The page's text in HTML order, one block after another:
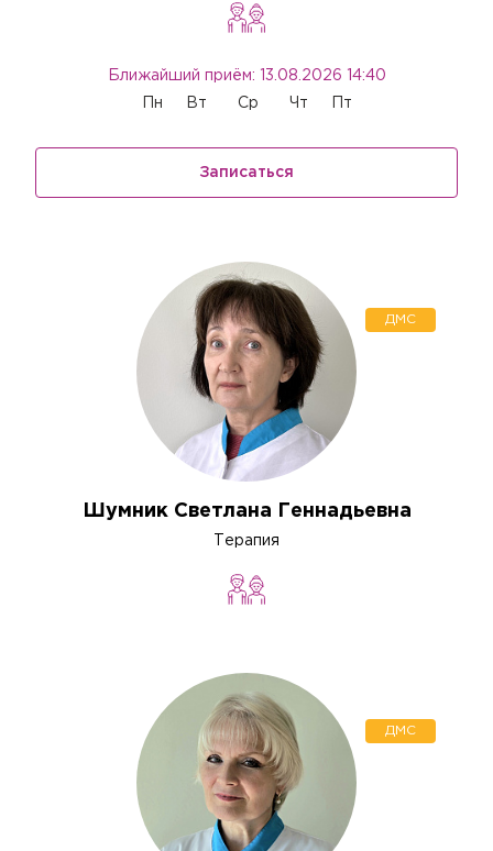
Ближайший приём: 13.08.2026 14:40
Пн Вт Ср Чт Пт
Записаться
Шумник Светлана Геннадьевна
Терапия
ДМС
ДМС